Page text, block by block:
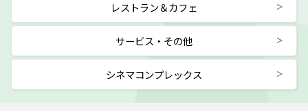
レストラン＆カフェ
サービス・その他
シネマコンプレックス